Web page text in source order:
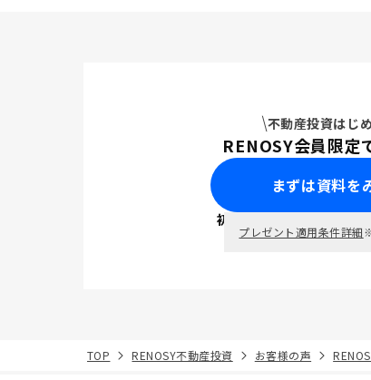
不動産投資はじ
RENOSY会員限定
まずは資料を
初回面談で ポイ
プレゼント適用条件詳細
TOP RENOSY不動産投資 お客様の声